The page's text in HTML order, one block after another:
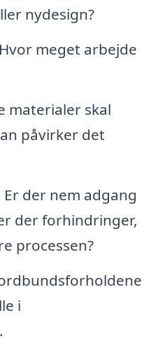
nydesign?
Hvor meget arbejde
materialer skal
påvirker det
Er der nem adgang
der forhindringer,
processen?
i